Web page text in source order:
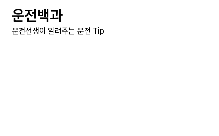
운전백과
운전선생이 알려주는 운전 Tip